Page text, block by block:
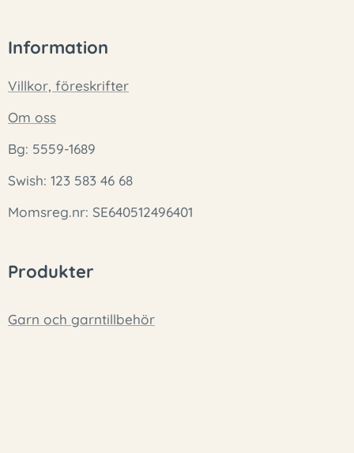
Information
Villkor, föreskrifter
Om oss
Bg: 5559-1689
Swish: 123 583 46 68
Momsreg.nr: SE640512496401
Produkter
Garn och garntillbehör